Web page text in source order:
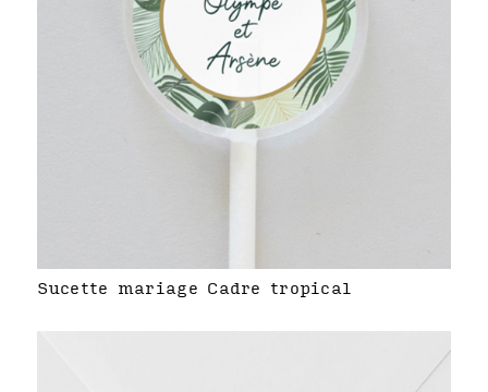
Sucette mariage Cadre tropical